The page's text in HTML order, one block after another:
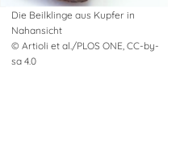
Die Beilklinge aus Kupfer in
Nahansicht
© Artioli et al./PLOS ONE, CC-by-
sa 4.0